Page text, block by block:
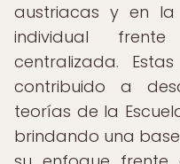
austriacas y en
individual
centralizada.
contribuido a
teorías de la
brindando una